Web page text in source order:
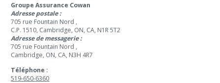
Groupe Assurance Cowan
Adresse postale :
705 rue Fountain Nord ,
C.P. 1510, Cambridge, ON, CA, N1R 5T2
Adresse de messagerie :
705 rue Fountain Nord ,
Cambridge, ON, CA, N3H 4R7
Téléphone :
519-650-6360